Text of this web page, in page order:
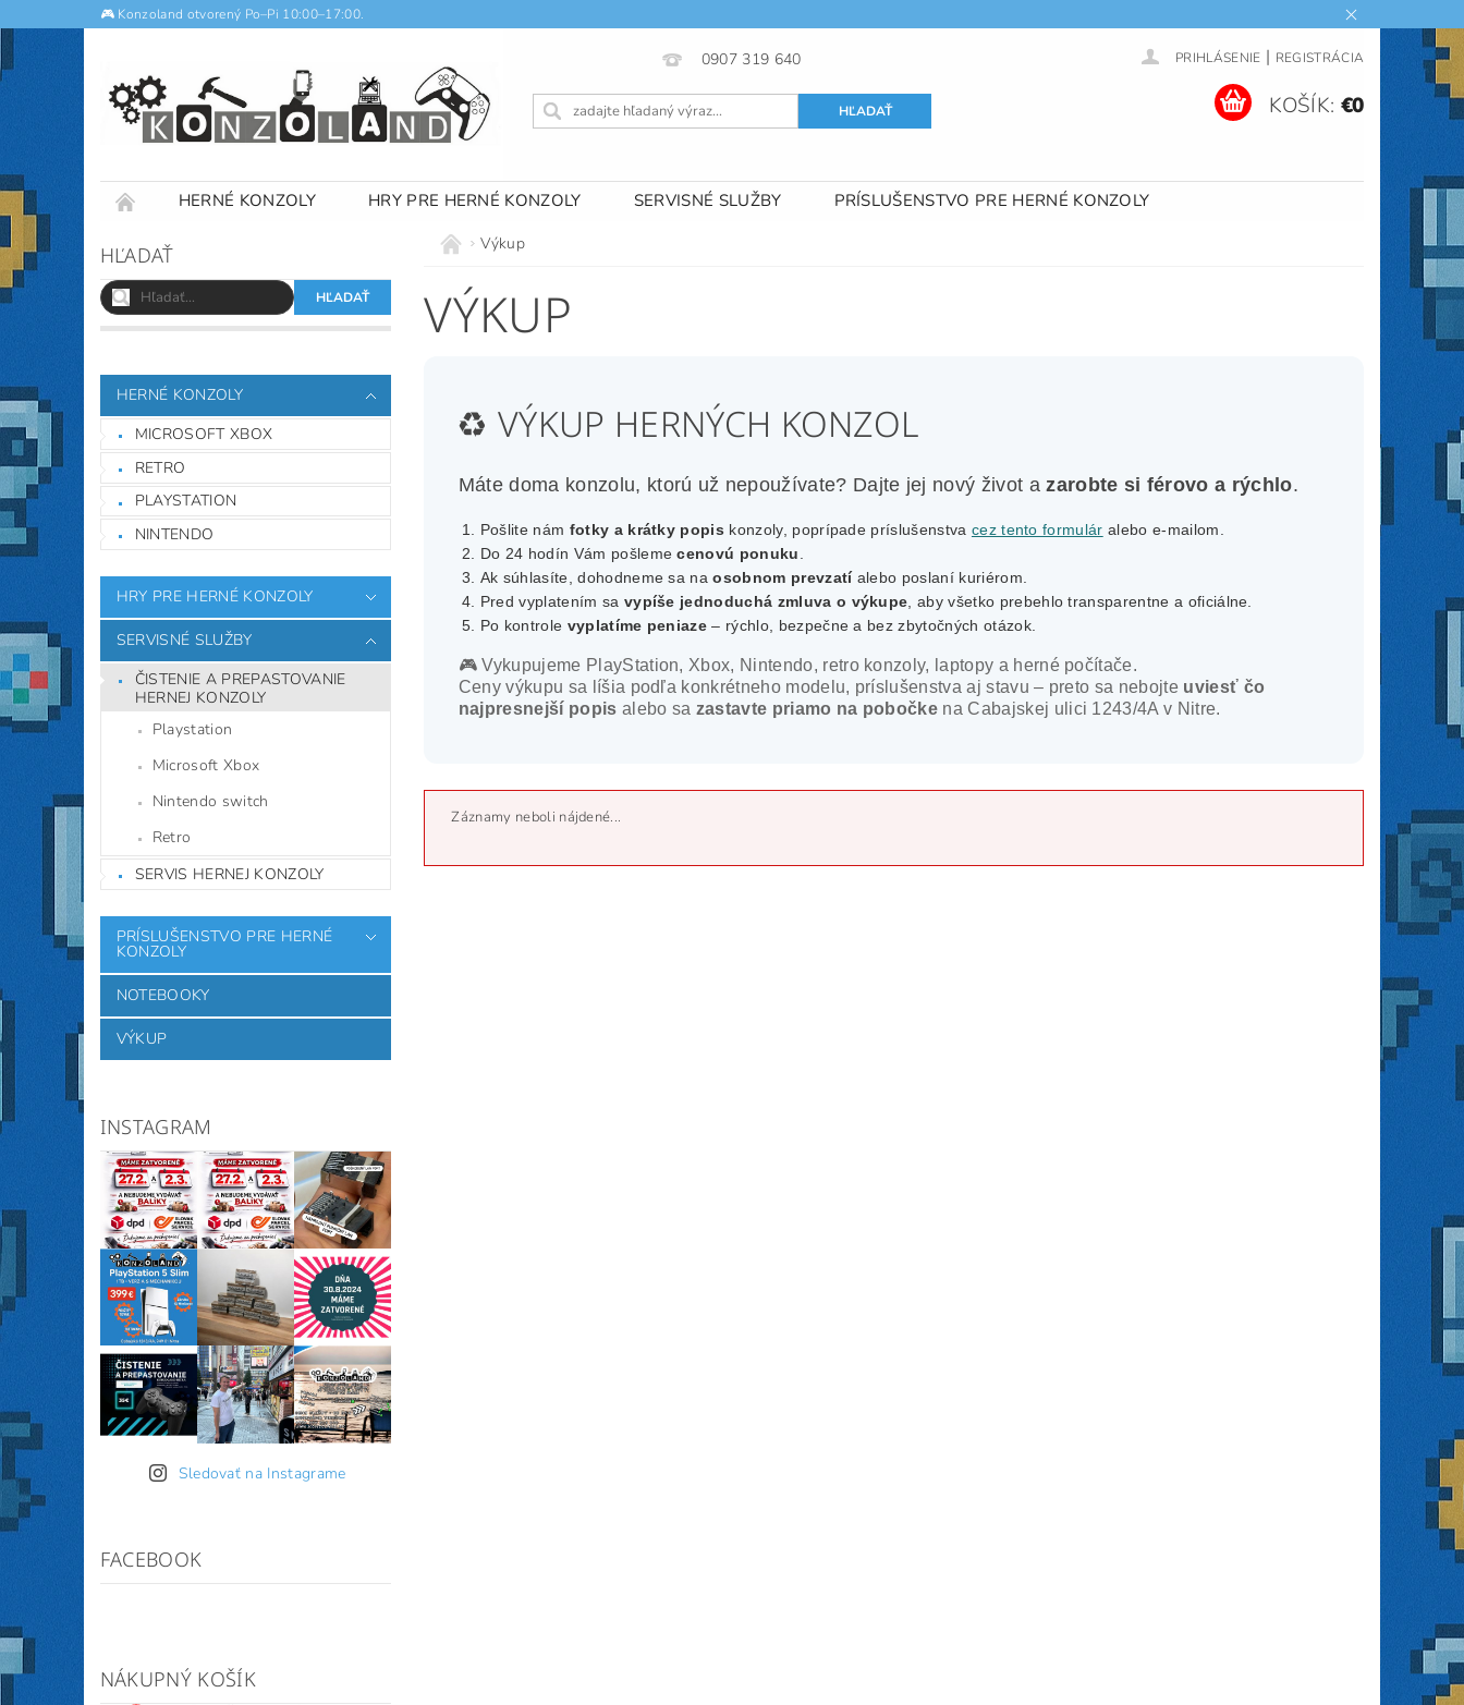
🎮 Konzoland otvorený Po–Pi 10:00–17:00.
0907 319 640 PRIHLÁSENIE | REGISTRÁCIA
KOŠÍK: €0
HERNÉ KONZOLY HRY PRE HERNÉ KONZOLY SERVISNÉ SLUŽBY
PRÍSLUŠENSTVO PRE HERNÉ KONZOLY
NOTEBOOKY
OBCHODNÉ PODMIENKY
HĽADAŤ
HERNÉ KONZOLY
MICROSOFT XBOX
RETRO
PLAYSTATION
NINTENDO
HRY PRE HERNÉ KONZOLY
SERVISNÉ SLUŽBY
ČISTENIE A PREPASTOVANIE
HERNEJ KONZOLY
Playstation
Microsoft Xbox
Nintendo switch
Retro
SERVIS HERNEJ KONZOLY
PRÍSLUŠENSTVO PRE HERNÉ
KONZOLY
NOTEBOOKY
VÝKUP
INSTAGRAM
Sledovať na Instagrame
FACEBOOK
NÁKUPNÝ KOŠÍK
Výkup
VÝKUP
♻️ VÝKUP HERNÝCH KONZOL
Máte doma konzolu, ktorú už nepoužívate? Dajte jej nový život azarobte si férovo a rýchlo.
Pošlite nám fotky a krátky popis konzoly, poprípade príslušenstva cez tento formulár alebo e-mailom.
Do 24 hodín Vám pošlemecenovú ponuku.
Ak súhlasíte, dohodneme sa naosobnom prevzatíalebo poslaní kuriérom.
Pred vyplatením sa vypíše jednoduchá zmluva o výkupe, aby všetko prebehlo transparentne a oficiálne.
Po kontrole vyplatíme peniaze – rýchlo, bezpečne a bez zbytočných otázok.
🎮 Vykupujeme PlayStation, Xbox, Nintendo, retro konzoly, laptopy a herné počítače.
Ceny výkupu sa líšia podľa konkrétneho modelu, príslušenstva aj stavu – preto sa nebojte uviesť čo
najpresnejší popis alebo sa zastavte priamo na pobočke na Cabajskej ulici 1243/4A v Nitre.
Záznamy neboli nájdené...